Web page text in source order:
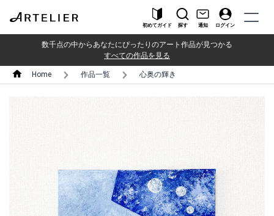
初めてガイド 探す 通知 ログイン
数千点の中からあなたにぴったりのアート作品が見つかる
すべての作品を見る
Home 作品一覧 心奥の輝き